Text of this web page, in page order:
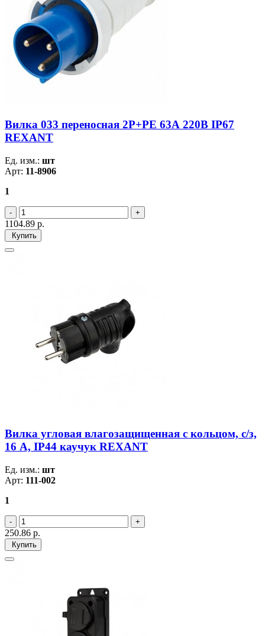
Вилка 033 переносная 2Р+РЕ 63А 220В IP67
REXANT
Ед. изм.: шт
Арт: 11-8906
1
1104.89 р.
Купить
Вилка угловая влагозащищенная с кольцом, с/з,
16 А, IP44 каучук REXANT
Ед. изм.: шт
Арт: 111-002
1
250.86 р.
Купить